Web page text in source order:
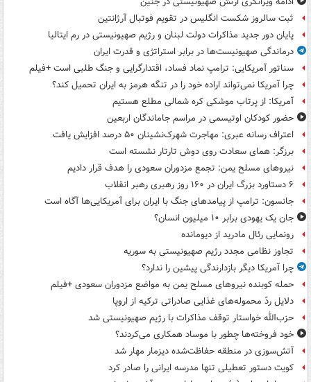
ثبت سالروز شکست انگلیس در تقویم فوتبال آرژانتین
پایان دور جدید مذاکرات دولت لبنان و رژیم صهیونیستی در رم ایتالیا
درماندگی صهیونیست‌ها در برابر استراتژی و قدرت ایران
سناتور آمریکایی: ترامپ نماد فساد، اقتدارگرایی و جنگ طلبی است +فیلم
چرا آمریکا نمی‌تواند اراده خود را در تنگه هرمز به ایران تحمیل کند؟
آمریکا: از پرتاب موشکی کره شمالی مطلع هستیم
حضور کودکان اوتیسمی در مراسم جاماندگان اربعین
اعتراف رسانه عبری: مهاجرت شهرک‌نشینان ۵۰ درصد افزایش یافت
برزگر: همای سعادت روی دوش تارتار نشسته است
نیروهای مسلح یمن: تجمع مزدوران سعودی را هدف قرار دادیم
۶ دستاورد بزرگ ایران در ۱۶۰ روز رهبری رهبر انقلاب
جانسون: ترامپ از پیامدهای جنگ با ایران برای آمریکایی‌ها آگاه است
جان یک یهودی برابر ۱۰ میلیون انسان؟
رونمایی رئال مادرید از دیومانده
تجاوز نظامی مجدد رژیم صهیونیستی به سوریه
چرا آمریکا دیگر بازدارندگی پیشین را ندارد؟
حمله کوبنده نیروهای مسلح یمن به مواضع مزدوران سعودی +فیلم
دلایل ردّ محموله‌های غذایی صادراتی ترکیه از اروپا
حزب‌الله خواستار توقف مذاکرات با رژیم صهیونیستی شد
خود فروخته‌ها چطور با موساد همکاری می‌کردند؟
آتش‌سوزی در منطقه حفاظت‌شده دیزمار مهار شد
کویت دستور تعطیلی تنها مدرسه ایرانی را صادر کرد